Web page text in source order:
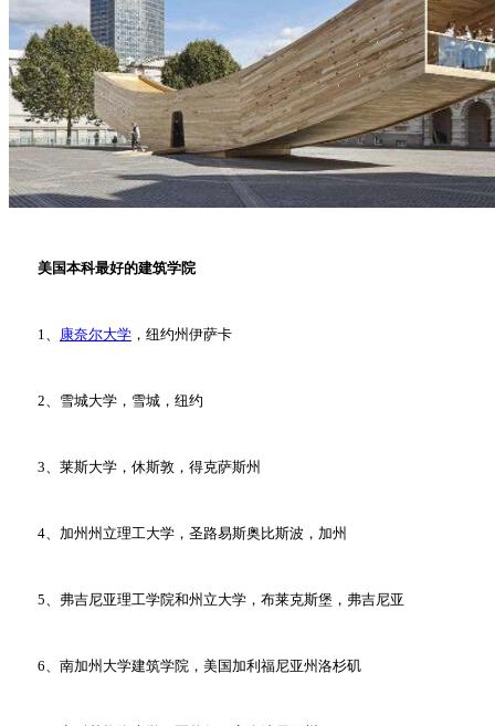
美国本科最好的建筑学院
1、 康奈尔大学 ，纽约州伊萨卡
2、雪城大学，雪城，纽约
3、莱斯大学，休斯敦，得克萨斯州
4、加州州立理工大学，圣路易斯奥比斯波，加州
5、弗吉尼亚理工学院和州立大学，布莱克斯堡，弗吉尼亚
6、南加州大学建筑学院，美国加利福尼亚州洛杉矶